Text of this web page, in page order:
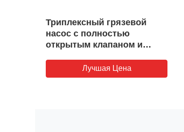
Триплексный грязевой
насос с полностью
открытым клапаном и
Лучшая Цена